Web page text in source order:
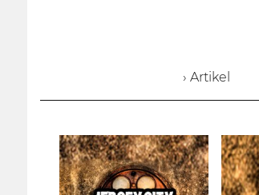
› Artikel